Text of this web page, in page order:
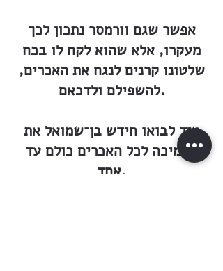
אפשר שגם וורמסר נתכון לכך
מעקרו, אלא שהוא לקח לו בכח
שלטונו קרנים לנגח את האכרים,
להשפילם ולדכאם.
מיד לבואו חידש בן־שמואל את
התמיכה לכל האכרים כולם עד
אחד.